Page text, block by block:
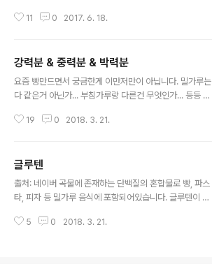
스지방 때문입니다. 이 트랜스지방은 더구나 몸에 축적된
IGITAL CAMERA 국간장(청장) - 재래간장,조선간장 등
깊은 맛. 출처: 행복만땅이야기 진간장 - 오래 묵어서 진하
게 된 간장 - 국간장과 만드는 것은 똑같으나 오래된 것을
말합니다. * 5년 이상 - 진간장 : 약식, 장조림 등 달달한 맛
나물 등 * 1-2년 - 묽은 간장(청장) : 색이 맑고 맛이 담백
11 0 2017. 6. 18.
강력분 & 중력분 & 박력분
요즘 빵만드면서 궁금한게 이만저만이 아닙니다. 밀가루는
다 같은거 아닌가... 부침가루랑 다른건 무엇인가... 등등 하
밀가루 글루텐 함량에 따라 강력분, 중력분, 박력분으로 구
도 글루텐 때문이죠. 그래서 식빵 같은 빵엔 강력분을 사용
하는 것입니다. 강력분- 글루텐 함량 12~14%. 빵 주재료.
중력분- 글루텐 함량 10% 정도. 국수, 면, 만두피. 박력분-
처: http-::post.naver.com: 글루텐 함량에 따라 물의 온
19 0 2018. 3. 21.
글루텐
출처: 네이버 곡물에 존재하는 단백질의 혼합물로 빵, 파스
타, 피자 등 밀가루 음식에 포함되어있습니다. 글루텐이 근
가는 각종 양념들이 비만과 질병을 유발한다는게 더 올바
5 0 2018. 3. 21.